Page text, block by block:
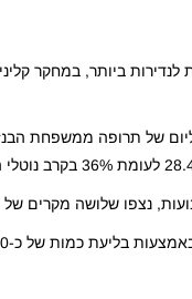
לנדירות ביותר, במחקר